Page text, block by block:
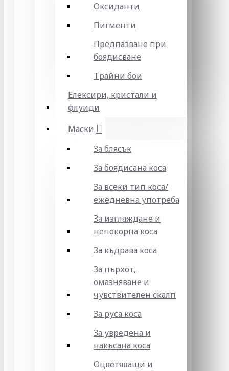
Оксиданти
Пигменти
Предпазване при
боядисване
Трайни бои
Елексири, кристали и
флуиди
Маски
За блясък
За боядисана коса
За всеки тип коса/
ежедневна употреба
За изглаждане и
непокорна коса
За къдрава коса
За пърхот,
омазняване и
чувствителен скалп
За руса коса
За увредена и
накъсана коса
Оцветяващи и